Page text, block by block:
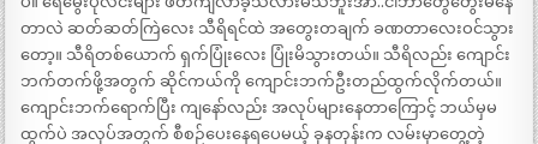
တာလဲ ဆတ်ဆတ်ကြဲလေး သီရိရင်ထဲ အတွေးတချက် ခဏတာလေးဝင်သွား
တော့။ သီရိတစ်ယောက် ရှက်ပြုံးလေး ပြုံးမိသွားတယ်။ သီရိလည်း ကျောင်း
ဘက်တက်ဖို့အတွက် ဆိုင်ကယ်ကို ကျောင်းဘက်ဦးတည်ထွက်လိုက်တယ်။
ကျောင်းဘက်ရောက်ပြီး ကျနော်လည်း အလုပ်များနေတာကြောင့် ဘယ်မှမ
ထွက်ပဲ အလုပ်အတွက် စီစဉ်ပေးနေရပေမယ့် ခုနတုန်းက လမ်းမှာတွေ့တဲ့